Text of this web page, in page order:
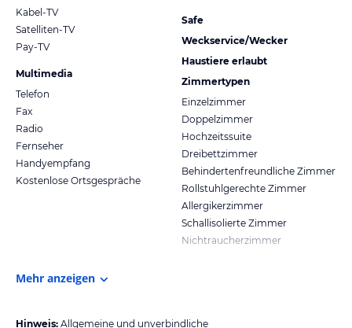
Kabel-TV
Satelliten-TV
Pay-TV
Multimedia
Telefon
Fax
Radio
Fernseher
Handyempfang
Kostenlose Ortsgespräche
Safe
Weckservice/Wecker
Haustiere erlaubt
Zimmertypen
Einzelzimmer
Doppelzimmer
Hochzeitssuite
Dreibettzimmer
Behindertenfreundliche Zimmer
Rollstuhlgerechte Zimmer
Allergikerzimmer
Schallisolierte Zimmer
Nichtraucherzimmer
Mehr anzeigen
Hinweis: Allgemeine und unverbindliche